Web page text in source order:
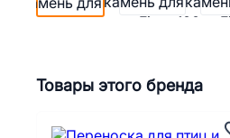
Товары этого бренда